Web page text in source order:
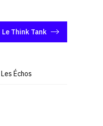
Le Think Tank
Échos